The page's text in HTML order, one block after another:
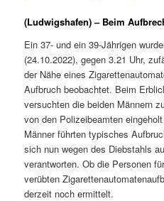
(Ludwigshafen) – Beim
Ein 37- und ein 39-Jährigen
(24.10.2022), gegen 3.21 Uhr,
der Nähe eines
Aufbruch beobachtet. Beim
versuchten die beiden Männern
von den Polizeibeamten
Männer führten typisches
sich nun wegen des Diebstahls
verantworten. Ob die Personen
verübten
derzeit noch ermittelt.